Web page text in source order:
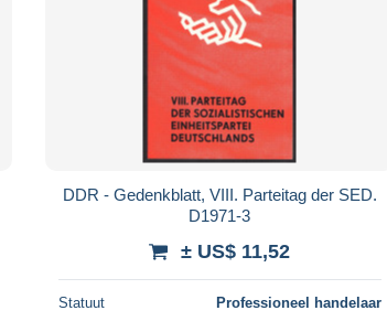
DDR - Gedenkblatt, VIII. Parteitag der SED.
D1971-3
± US$ 11,52
Statuut Professioneel handelaar